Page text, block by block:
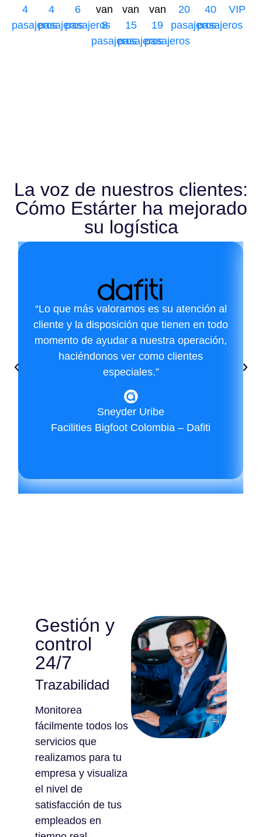
4
pasajeros
4
pasajeros
6
pasajeros
van
8
pasajeros
van
15
pasajeros
van
19
pasajeros
20
pasajeros
40
pasajeros
VIP
La voz de nuestros clientes:
Cómo Estárter ha mejorado
su logística
“Lo que más valoramos es su atención al
cliente y la disposición que tienen en todo
momento de ayudar a nuestra operación,
haciéndonos ver como clientes
especiales.”
Sneyder Uribe
Facilities Bigfoot Colombia – Dafiti
Gestión y
control
24/7
Trazabilidad
Monitorea
fácilmente todos los
servicios que
realizamos para tu
empresa y visualiza
el nivel de
satisfacción de tus
empleados en